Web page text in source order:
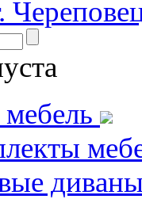
диваны